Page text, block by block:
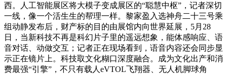
西。人工智能展区将大模子变成展区的“聪慧中枢”，记者深切
一线，像一个活生生的帮理一样。黎家盈入选神舟二十三号乘
组动静发布后，财产标的目的由展馆内向世界延展，5月28
日，当新科技不再是科幻片子里的遥远想象，能体感响应、语
音对话、动做交互；记者正在现场看到，语音内容还会同步显
示正在镜片上。科技取文化糊口深度融合。成为文化出产和消
费最强“引擎”，不只有载人eVTOL飞翔器、无人机脚球角